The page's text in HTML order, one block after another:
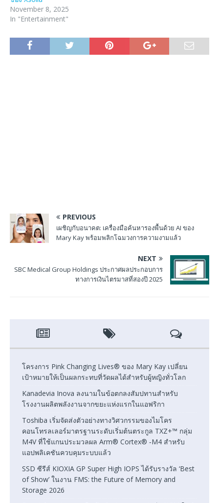
November 8, 2025
In "Entertainment"
PREVIOUS
เผชิญกับอนาคต: เครื่องมือค้นหารองพื้นด้วย AI ของ
Mary Kay พร้อมพลิกโฉมวงการความงามแล้ว
NEXT
SBC Medical Group Holdings ประกาศผลประกอบการ
ทางการเงินไตรมาสที่สองปี 2025
โครงการ Pink Changing Lives® ของ Mary Kay เปลี่ยน
เป้าหมายให้เป็นผลกระทบที่วัดผลได้สำหรับผู้หญิงทั่วโลก
Kanadevia Inova ลงนามในข้อตกลงสัมปทานสำหรับ
โรงงานผลิตพลังงานจากขยะแห่งแรกในแอฟริกา
Toshiba เริ่มจัดส่งตัวอย่างทางวิศวกรรมของไมโคร
คอนโทรลเลอร์มาตรฐานระดับเริ่มต้นตระกูล TXZ+™ กลุ่ม
M4V ที่ใช้แกนประมวลผล Arm® Cortex® ‑M4 สำหรับ
แอปพลิเคชันควบคุมระบบแล้ว
SSD ซีรีส์ KIOXIA GP Super High IOPS ได้รับรางวัล ‘Best
of Show’ ในงาน FMS: the Future of Memory and
Storage 2026